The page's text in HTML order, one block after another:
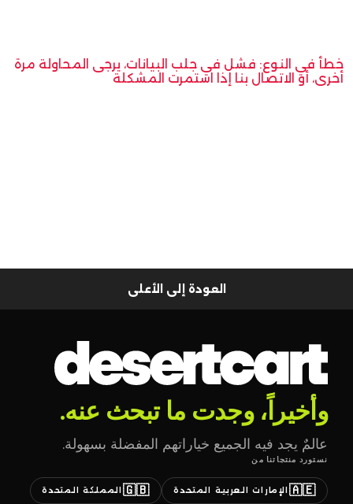
خطأ في النوع: فشل في جلب البيانات، يرجى المحاولة مرة
أخرى، أو الاتصال بنا إذا استمرت المشكلة
العودة إلى الأعلى
وأخيراً، وجدت ما تبحث عنه.
عالمٌ يجد فيه الجميع خياراتهم المفضلة بسهولة.
نستورد منتجاتنا من
🇦🇪 الإمارات العربية المتحدة 🇬🇧 المملكة المتحدة